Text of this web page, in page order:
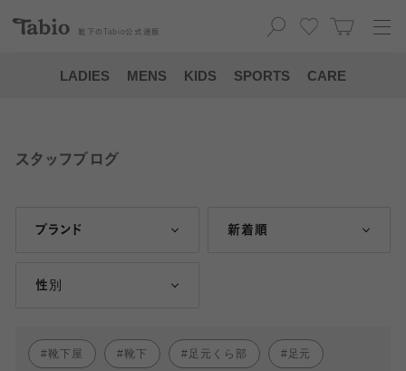
靴下の Tabio 公式通販
LADIES MENS KIDS SPORTS CARE
スタッフブログ
ブランド 新着順
性別
靴下屋 靴下 足元くら部 足元